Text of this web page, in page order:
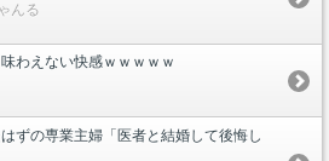
んる
わえない快感ｗｗｗｗｗ
ずの専業主婦「医者と結婚して後悔し